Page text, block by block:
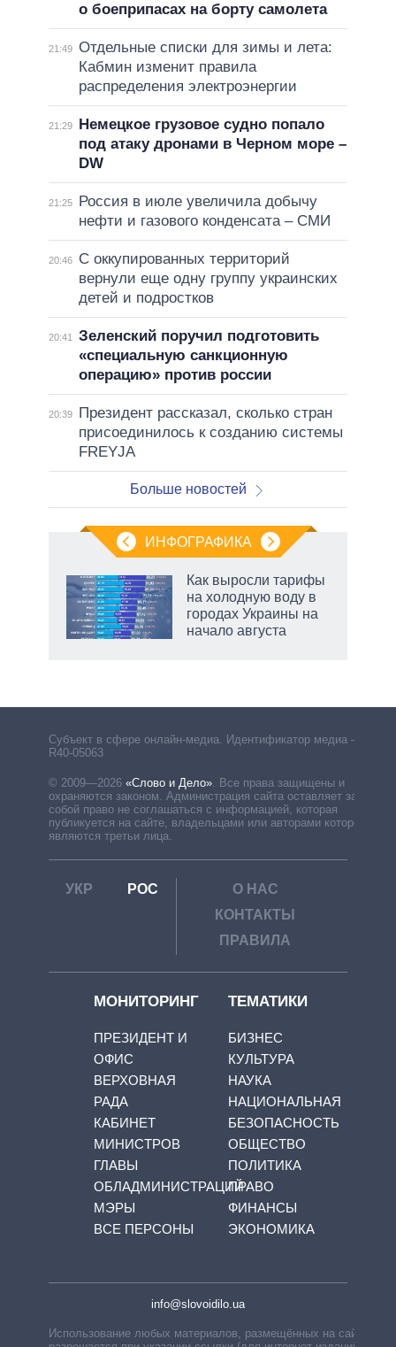
о боеприпасах на борту самолета
21:49 Отдельные списки для зимы и лета:
Кабмин изменит правила
распределения электроэнергии
21:29
Немецкое грузовое судно попало
под атаку дронами в Черном море –
DW
21:25
Россия в июле увеличила добычу
нефти и газового конденсата – СМИ
20:46
С оккупированных территорий
вернули еще одну группу украинских
детей и подростков
20:41
Зеленский поручил подготовить
«специальную санкционную
операцию» против россии
20:39
Президент рассказал, сколько стран
присоединилось к созданию системы
FREYJA
Больше новостей
ИНФОГРАФИКА
Как выросли тарифы
на холодную воду в
городах Украины на
начало августа
Субъект в сфере онлайн-медиа. Идентификатор медиа –
R40-05063
© 2009—2026 «Слово и Дело». Все права защищены и
охраняются законом. Администрация сайта оставляет за
собой право не соглашаться с информацией, которая
публикуется на сайте, владельцами или авторами которой
являются третьи лица.
УКР РОС
О НАС
КОНТАКТЫ
ПРАВИЛА
МОНИТОРИНГ
ПРЕЗИДЕНТ И
ОФИС
ВЕРХОВНАЯ
РАДА
КАБИНЕТ
МИНИСТРОВ
ГЛАВЫ
ОБЛАДМИНИСТРАЦИЙ
МЭРЫ
ВСЕ ПЕРСОНЫ
ТЕМАТИКИ
БИЗНЕС
КУЛЬТУРА
НАУКА
НАЦИОНАЛЬНАЯ
БЕЗОПАСНОСТЬ
ОБЩЕСТВО
ПОЛИТИКА
ПРАВО
ФИНАНСЫ
ЭКОНОМИКА
info@slovoidilo.ua
Использование любых материалов, размещённых на сайте,